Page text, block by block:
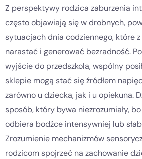
Z perspektywy rodzica zaburzenia
często objawiają się w drobnych,
sytuacjach dnia codziennego, które
narastać i generować bezradność.
wyjście do przedszkola, wspólny
sklepie mogą stać się źródłem
zarówno u dziecka, jak i u opiekuna.
sposób, który bywa niezrozumiały,
odbiera bodźce intensywniej lub
Zrozumienie mechanizmów
rodzicom spojrzeć na zachowanie